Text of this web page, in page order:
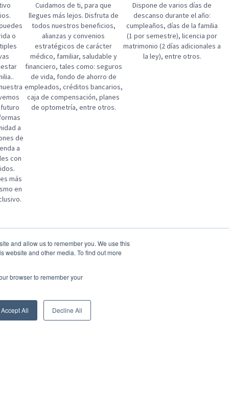
and allow us to remember you. We use this
website and other media. To find out more
browser to remember your
Accept All Decline All
o
a
de
a
con
más
en
Cuidamos de ti, para que
llegues más lejos. Disfruta de
todos nuestros beneficios,
alianzas y convenios
estratégicos de carácter
médico, familiar, saludable y
financiero, tales como: seguros
de vida, fondo de ahorro de
empleados, créditos bancarios,
caja de compensación, planes
de optometría, entre otros.
Dispone de varios días de
descanso durante el año:
cumpleaños, días de la familia
(1 por semestre), licencia por
matrimonio (2 días adicionales a
la ley), entre otros.
Cloud Admin AWS Pr
Posted 24 days ago
Search Jobs